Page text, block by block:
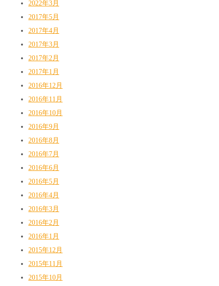
2022年3月
2017年5月
2017年4月
2017年3月
2017年2月
2017年1月
2016年12月
2016年11月
2016年10月
2016年9月
2016年8月
2016年7月
2016年6月
2016年5月
2016年4月
2016年3月
2016年2月
2016年1月
2015年12月
2015年11月
2015年10月